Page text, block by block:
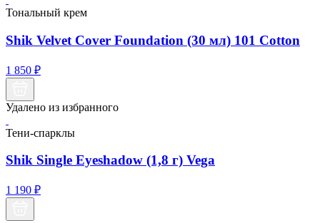
Тональный крем
Shik Velvet Cover Foundation (30 мл) 101 Cotton
1 850 ₽
Удалено из избранного
Тени-спарклы
Shik Single Eyeshadow (1,8 г) Vega
1 190 ₽